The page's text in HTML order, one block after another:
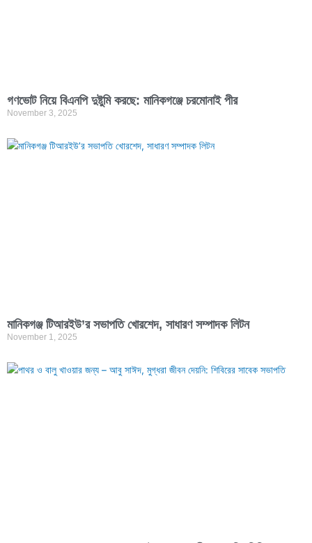
গণভোট নিয়ে বিএনপি দুষ্টুমি করছে: মানিকগঞ্জে চরমোনাই পীর
November 3, 2025
মানিকগঞ্জ টিআরইউ’র সভাপতি খোরশেদ, সাধারণ সম্পাদক লিটন
November 1, 2025